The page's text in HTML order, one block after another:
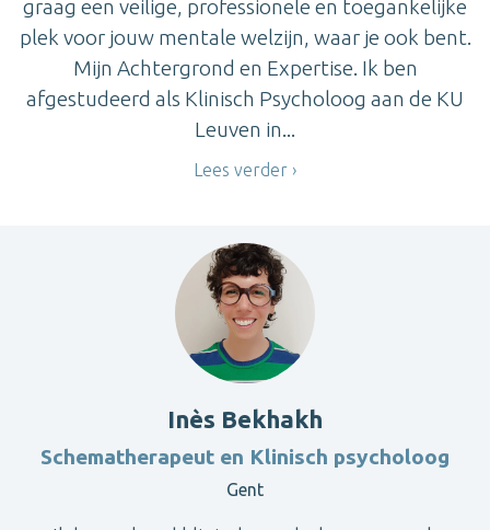
graag een veilige, professionele en toegankelijke
plek voor jouw mentale welzijn, waar je ook bent.
Mijn Achtergrond en Expertise. Ik ben
afgestudeerd als Klinisch Psycholoog aan de KU
Leuven in...
Lees verder
Inès Bekhakh
Schematherapeut en Klinisch psycholoog
Gent